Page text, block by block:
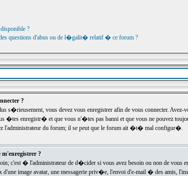
?
questions d'abus ou de l�galit� relatif � ce forum ?
?
s�rieusement, vous devez vous enregistrer afin de vous connecter.
�tes enregistr� et que vous n'�tes pas banni et que vous ne pouvez
l'administrateur du forum; il se peut que le forum ait �t� mal configur�.
m'enregistrer ?
c'est � l'administrateur de d�cider si vous avez besoin ou non de
image avatar, une messagerie priv�e, l'envoi d'e-mail � des amis,